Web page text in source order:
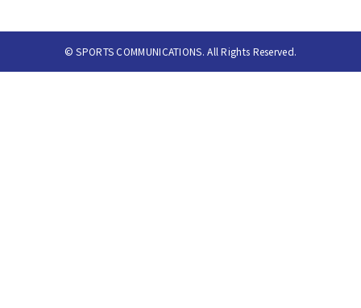
© SPORTS COMMUNICATIONS. All Rights Reserved.